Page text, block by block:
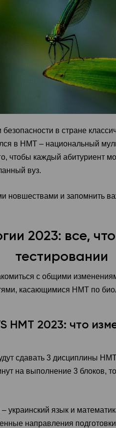
безопасности в стране
в НМТ – национальный
чтобы каждый абитуриент
вуз.
новшествами и запомнить
2023: все,
тестировании
с общими
касающимися НМТ по
НМТ 2023: что
сдавать 3 дисциплины
на выполнение 3 блоков,
украинский язык и
направления